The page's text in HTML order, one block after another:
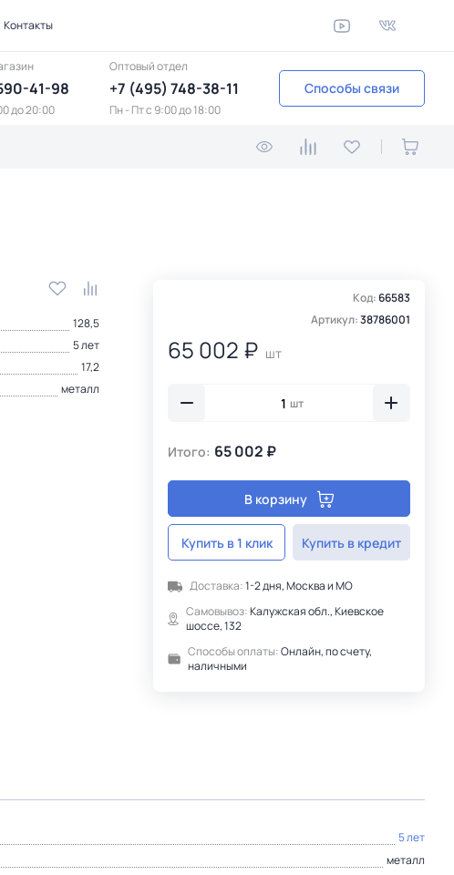
Контакты
41-98
до 20:00
Оптовый отдел
+7 (495) 748-38-11
Пн - Пт c 9:00 до 18:00
Способы связи
128,5
5 лет
17,2
металл
Код:66583
Артикул:38786001
65 002 ₽ шт
шт
Итого: 65 002 ₽
В корзину
Купить в 1 клик Купить в кредит
Доставка:1-2 дня, Москва и МО
Самовывоз:Калужская обл., Киевское
шоссе, 132
Способы оплаты:Онлайн, по счету,
наличными
5 лет
металл